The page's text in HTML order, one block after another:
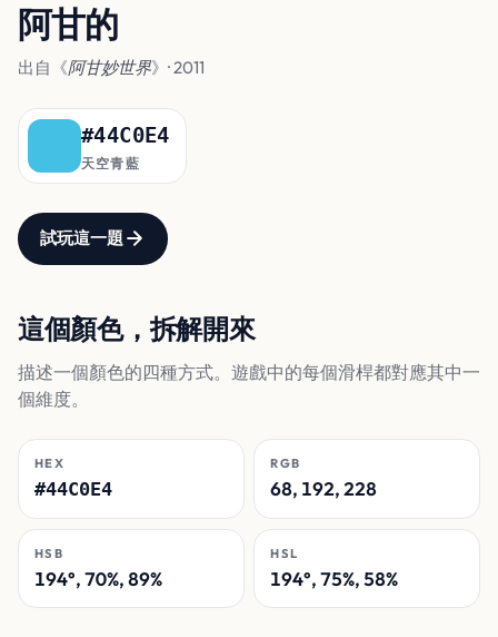
阿甘的
出自《阿甘妙世界》· 2011
#44C0E4
天空青藍
試玩這一題
這個顏色，拆解開來
描述一個顏色的四種方式。遊戲中的每個滑桿都對應其中一
個維度。
HEX
#44C0E4
RGB
68, 192, 228
HSB
194°, 70%, 89%
HSL
194°, 75%, 58%